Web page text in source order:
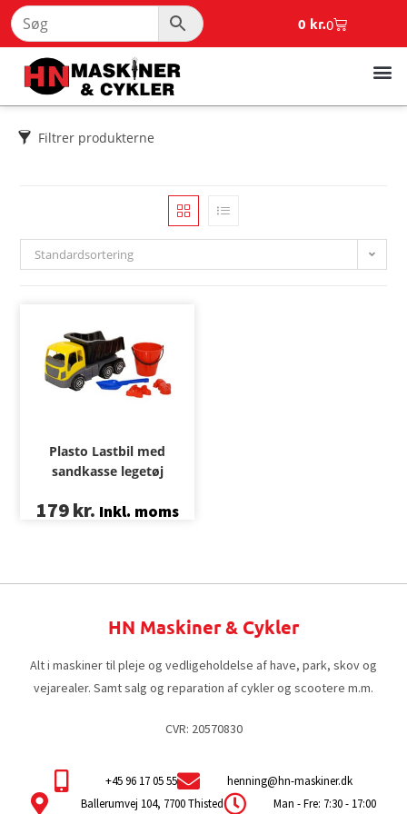
0 kr.0
Filtrer produkterne
Standardsortering
Plasto Lastbil med
sandkasse legetøj
179kr. Inkl. moms
HN Maskiner & Cykler
Alt i maskiner til pleje og vedligeholdelse af have, park, skov og
vejarealer. Samt salg og reparation af cykler og scootere m.m.
CVR: 20570830
+45 96 17 05 55
henning@hn-maskiner.dk
Ballerumvej 104, 7700 Thisted
Man - Fre: 7:30 - 17:00